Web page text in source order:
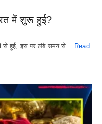
में शुरू हुई?
से हुई, इस पर लंबे समय से… Read